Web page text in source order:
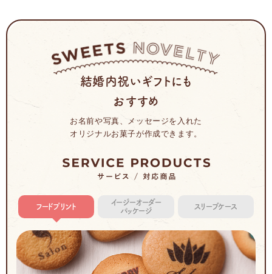
結婚内祝いギフトにも
おすすめ
お名前や写真、メッセージを入れた
オリジナルお菓子が作成できます。
フードプリント
イージーオーダー
パッケージ
スリーブケース